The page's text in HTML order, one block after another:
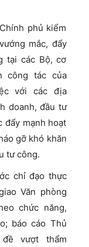
phủ kiểm
mắc, đẩy
tại các Bộ, cơ
công tác của
với các địa
doanh, đầu tư
đẩy mạnh hoạt
gỡ khó khăn
tư công.
chỉ đạo thực
Văn phòng
chức năng,
báo cáo Thủ
vượt thẩm